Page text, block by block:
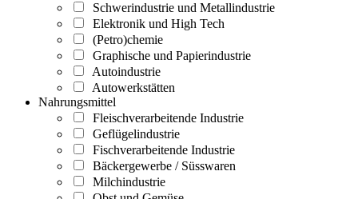
Schwerindustrie und Metallindustrie
Elektronik und High Tech
(Petro)chemie
Graphische und Papierindustrie
Autoindustrie
Autowerkstätten
Nahrungsmittel
Fleischverarbeitende Industrie
Geflügelindustrie
Fischverarbeitende Industrie
Bäckergewerbe / Süsswaren
Milchindustrie